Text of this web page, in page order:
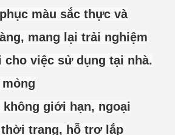
màu sắc thực và
mang lại trải nghiệm
cho việc sử dụng tại nhà.
không giới hạn, ngoại
trang, hỗ trợ lắp